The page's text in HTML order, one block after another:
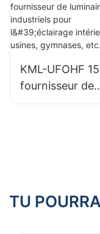
usines,
et autres
applications
intérieur.
KML-UFOHF
fournisseur de
luminaires LED
TU